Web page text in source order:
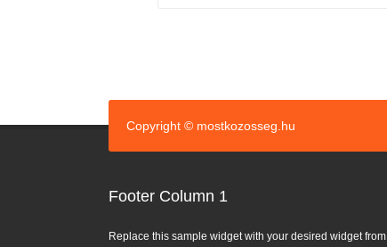
Copyright © mostkozosseg.hu
Footer Column 1
Replace this sample widget with your desired widget from